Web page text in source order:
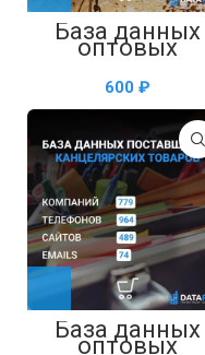
База данных
оптовых
поставщиков
бытовой химии
— таблица в
Excel
₽
База данных
оптовых